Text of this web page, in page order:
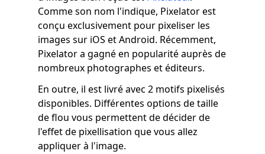
Comme son nom l'indique, Pixelator est
conçu exclusivement pour pixeliser les
images sur iOS et Android. Récemment,
Pixelator a gagné en popularité auprès de
nombreux photographes et éditeurs.
En outre, il est livré avec 2 motifs pixelisés
disponibles. Différentes options de taille
de flou vous permettent de décider de
l'effet de pixellisation que vous allez
appliquer à l'image.